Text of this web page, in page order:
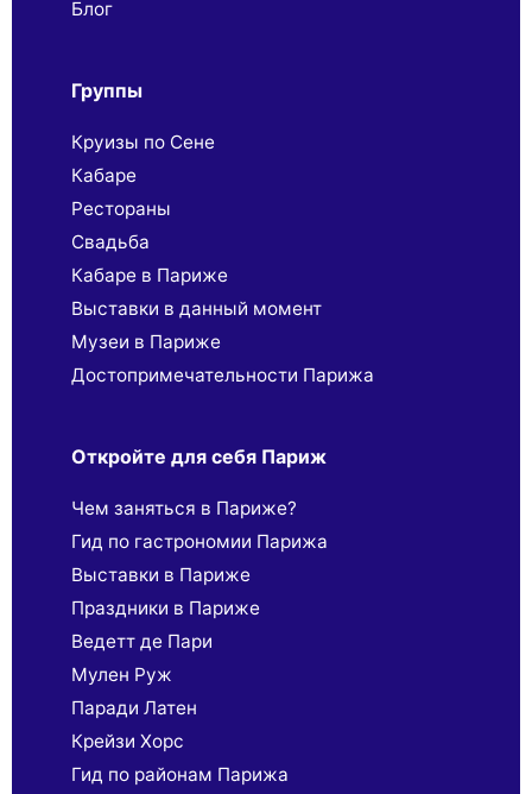
Блог
Группы
Круизы по Сене
Кабаре
Рестораны
Свадьба
Кабаре в Париже
Выставки в данный момент
Музеи в Париже
Достопримечательности Парижа
Откройте для себя Париж
Чем заняться в Париже?
Гид по гастрономии Парижа
Выставки в Париже
Праздники в Париже
Ведетт де Пари
Мулен Руж
Паради Латен
Крейзи Хорс
Гид по районам Парижа